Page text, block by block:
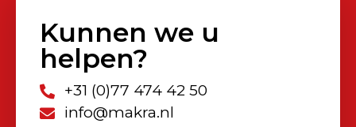
Kunnen we u
helpen?
+31 (0)77 474 42 50
info@makra.nl